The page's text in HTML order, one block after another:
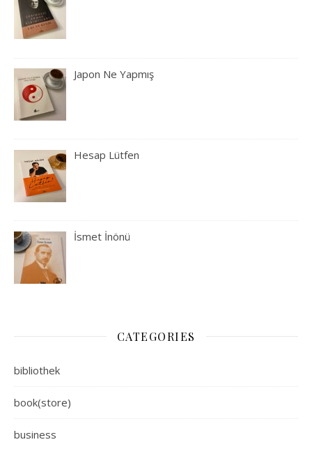
Japon Ne Yapmış
Hesap Lütfen
İsmet İnönü
CATEGORIES
bibliothek
book(store)
business